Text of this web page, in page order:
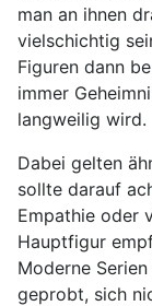
man an ihnen
vielschichtig
Figuren dann
immer
langweilig wird.
Dabei gelten
sollte darauf
Empathie oder
Hauptfigur
Moderne
geprobt, sich